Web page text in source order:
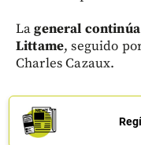
Lageneral
Littame, seguido
Charles Cazaux.